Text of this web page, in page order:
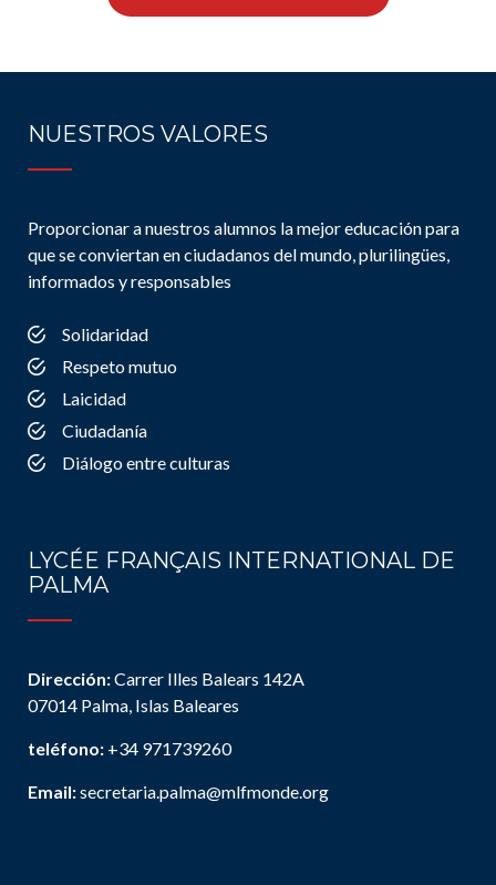
NUESTROS VALORES
Proporcionar a nuestros alumnos la mejor educación para
que se conviertan en ciudadanos del mundo, plurilingües,
informados y responsables
Solidaridad
Respeto mutuo
Laicidad
Ciudadanía
Diálogo entre culturas
LYCÉE FRANÇAIS INTERNATIONAL DE
PALMA
Dirección:Carrer Illes Balears 142A
07014 Palma, Islas Baleares
teléfono: +34 971739260
Email:secretaria.palma@mlfmonde.org